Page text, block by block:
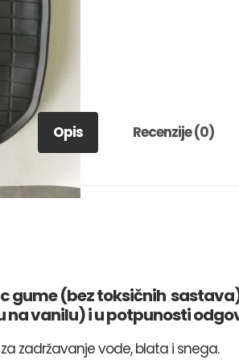
Opis Recenzije (0)
gume (bez toksičnih
na vanilu) i u potpunosti
zadržavanje vode, blata i snega.